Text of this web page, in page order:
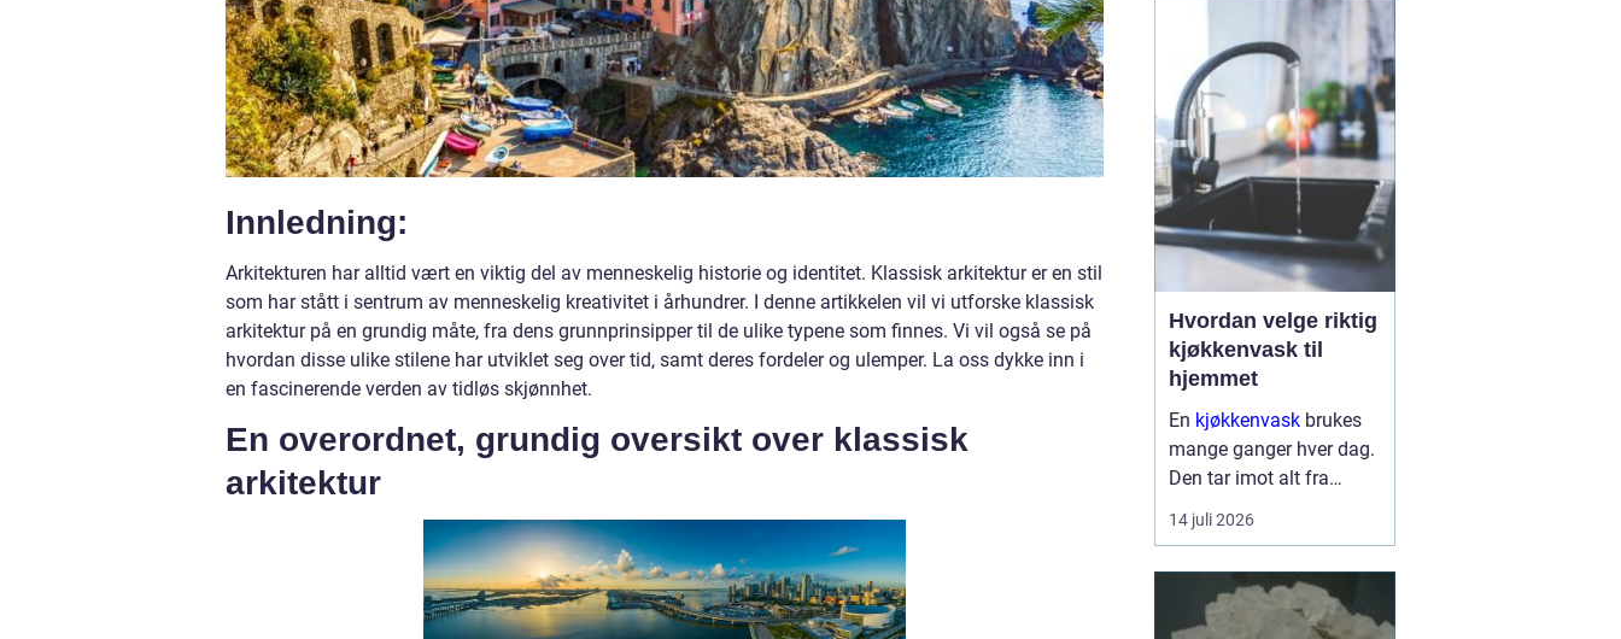
Innledning:
Arkitekturen har alltid vært en viktig del av menneskelig historie og identitet. Klassisk arkitektur er en stil
som har stått i sentrum av menneskelig kreativitet i århundrer. I denne artikkelen vil vi utforske klassisk
arkitektur på en grundig måte, fra dens grunnprinsipper til de ulike typene som finnes. Vi vil også se på
hvordan disse ulike stilene har utviklet seg over tid, samt deres fordeler og ulemper. La oss dykke inn i
en fascinerende verden av tidløs skjønnhet.
En overordnet, grundig oversikt over klassisk
arkitektur
elektrikervakt er en
tjeneste der autoriserte
elektrikere rykker ut ute...
Hvordan velge riktig
kjøkkenvask til
hjemmet
En kjøkkenvask brukes
mange ganger hver dag.
Den tar imot alt fra
tunge gryter til skarpe
kniver og varme
påvirker både hverdagen,
rengjøringen og uttrykket
14 juli 2026